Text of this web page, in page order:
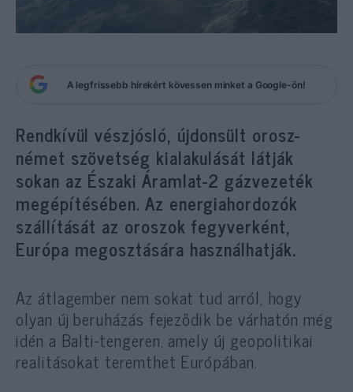
A legfrissebb hírekért kövessen minket a Google-ön!
Rendkívül vészjósló, újdonsült orosz-
német szövetség kialakulását látják
sokan az Északi Áramlat-2 gázvezeték
megépítésében. Az energiahordozók
szállítását az oroszok fegyverként,
Európa megosztására használhatják.
Az átlagember nem sokat tud arról, hogy
olyan új beruházás fejeződik be várhatón még
idén a Balti-tengeren, amely új geopolitikai
realitásokat teremthet Európában.